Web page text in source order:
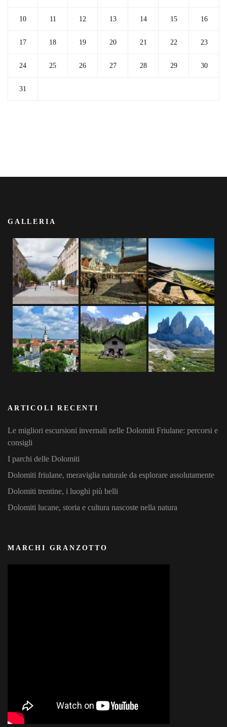
10 11 12 13 14 15 16
17 18 19 20 21 22 23
24 25 26 27 28 29 30
31
GALLERIA
ARTICOLI RECENTI
Le migliori escursioni invernali nelle Dolomiti Friulane: percorsi e
consigli
I parchi delle Dolomiti
Dolomiti friulane, meraviglia naturale da esplorare assolutamente
Dolomiti trentine, i luoghi più belli
Dolomiti lucane, storia e cultura nascoste nella natura
MARCHI GRANZOTTO